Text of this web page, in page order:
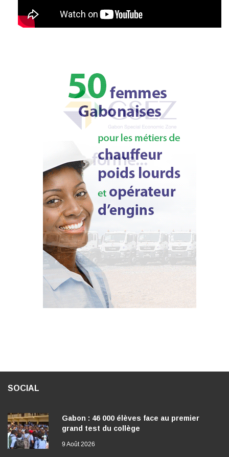
SOCIAL
Gabon : 46 000 élèves face au premier
grand test du collège
9 Août 2026